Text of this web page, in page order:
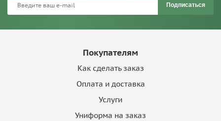
Подписаться
Покупателям
Как сделать заказ
Оплата и доставка
Услуги
Униформа на заказ